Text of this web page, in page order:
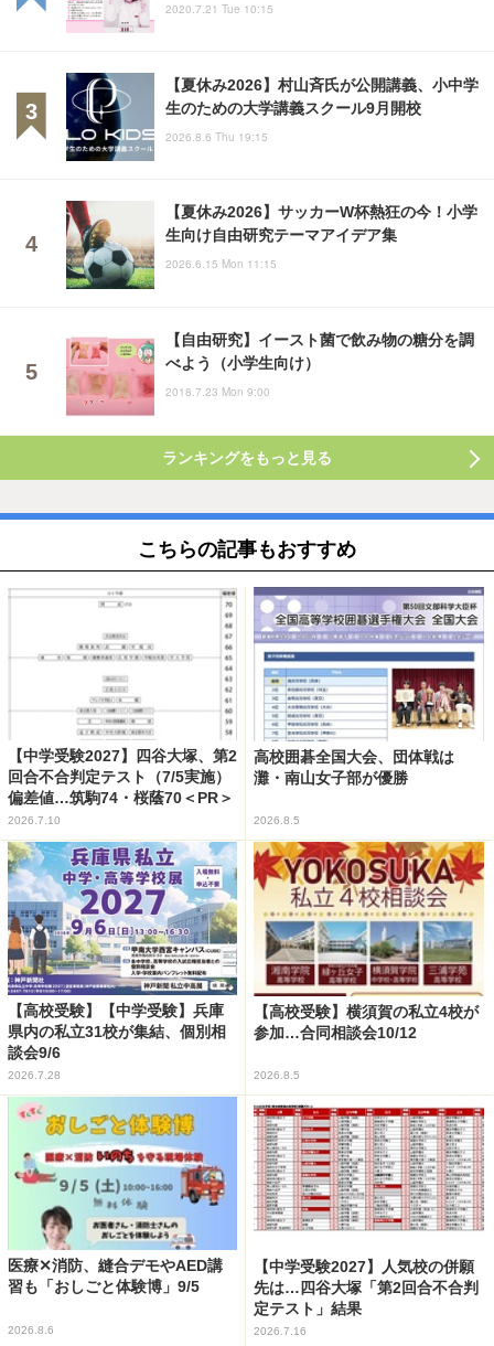
2020.7.21 Tue 10:15
【夏休み2026】村山斉氏が公開講義、小中学
生のための大学講義スクール9月開校
2026.8.6 Thu 19:15
【夏休み2026】サッカーW杯熱狂の今！小学
生向け自由研究テーマアイデア集
2026.6.15 Mon 11:15
【自由研究】イースト菌で飲み物の糖分を調
べよう（小学生向け）
2018.7.23 Mon 9:00
ランキングをもっと見る
こちらの記事もおすすめ
【中学受験2027】四谷大塚、第2
回合不合判定テスト（7/5実施）
偏差値…筑駒74・桜蔭70＜PR＞
2026.7.10
高校囲碁全国大会、団体戦は
灘・南山女子部が優勝
2026.8.5
【高校受験】【中学受験】兵庫
県内の私立31校が集結、個別相
談会9/6
2026.7.28
【高校受験】横須賀の私立4校が
参加…合同相談会10/12
2026.8.5
医療✕消防、縫合デモやAED講
習も「おしごと体験博」9/5
2026.8.6
【中学受験2027】人気校の併願
先は…四谷大塚「第2回合不合判
定テスト」結果
2026.7.16